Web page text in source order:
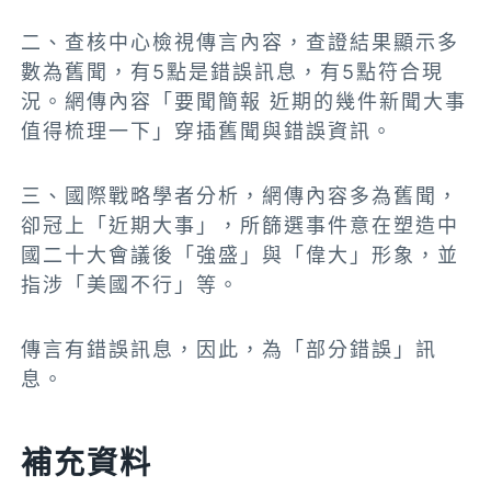
二、查核中心檢視傳言內容，查證結果顯示多
數為舊聞，有5點是錯誤訊息，有5點符合現
況。網傳內容「要聞簡報 近期的幾件新聞大事
值得梳理一下」穿插舊聞與錯誤資訊。
三、國際戰略學者分析，網傳內容多為舊聞，
卻冠上「近期大事」，所篩選事件意在塑造中
國二十大會議後「強盛」與「偉大」形象，並
指涉「美國不行」等。
傳言有錯誤訊息，因此，為「部分錯誤」訊
息。
補充資料